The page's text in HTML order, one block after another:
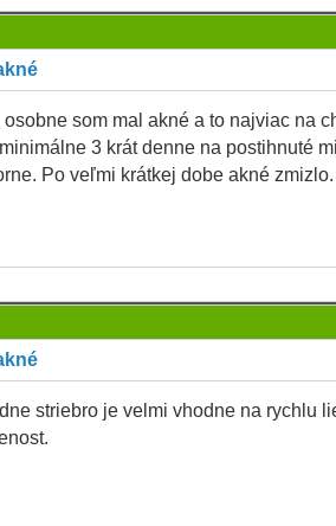
osobne som mal akné a to najviac na
3 krát denne na postihnuté
Po veľmi krátkej dobe akné zmizlo.
striebro je velmi vhodne na rychlu